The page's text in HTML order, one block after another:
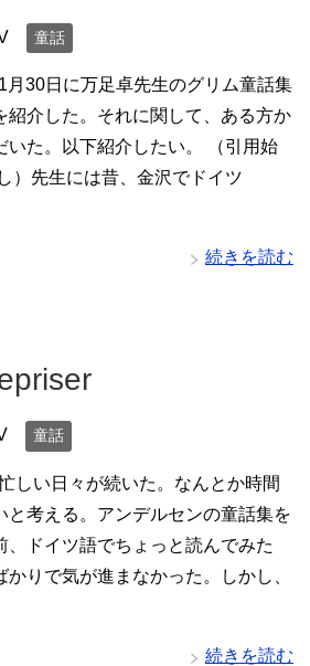
童話
月30日に万足卓先生のグリム童話集
紹介した。それに関して、ある方か
いた。以下紹介したい。 （引用始
）先生には昔、金沢でドイツ
続きを読む
童話
しい日々が続いた。なんとか時間
と考える。アンデルセンの童話集を
、ドイツ語でちょっと読んでみた
りで気が進まなかった。しかし、
続きを読む